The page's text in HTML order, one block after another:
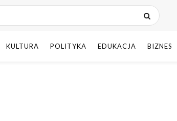
KULTURA POLITYKA EDUKACJA BIZNES